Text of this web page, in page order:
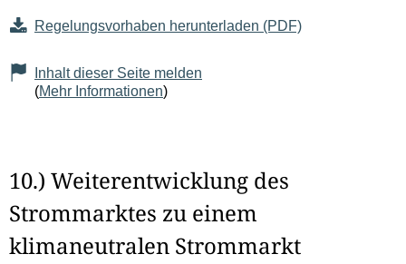
Regelungsvorhaben herunterladen (PDF)
Inhalt dieser Seite melden
(Mehr Informationen)
10.) Weiterentwicklung des
Strommarktes zu einem
klimaneutralen Strommarkt